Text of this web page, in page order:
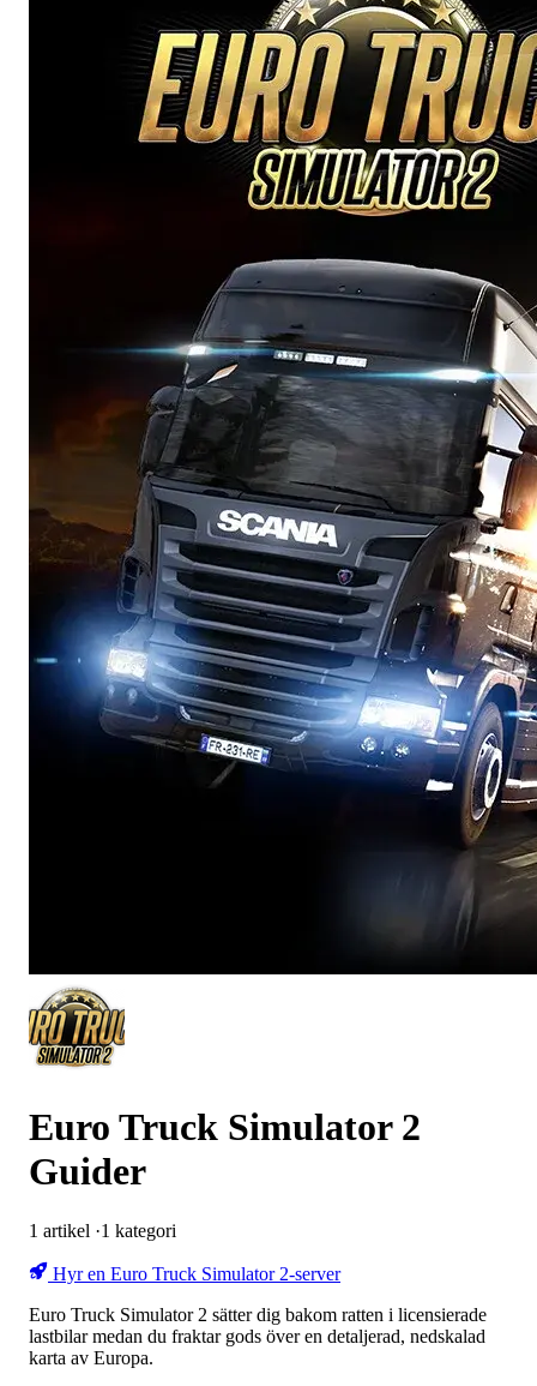
Euro Truck Simulator 2
Guider
1 artikel ·1 kategori
Hyr en Euro Truck Simulator 2-server
Euro Truck Simulator 2 sätter dig bakom ratten i licensierade
lastbilar medan du fraktar gods över en detaljerad, nedskalad
karta av Europa.